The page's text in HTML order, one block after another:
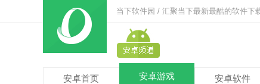
当下软件园 / 汇聚当下最新最酷的软件下
安卓首页 安卓游戏 安卓软件